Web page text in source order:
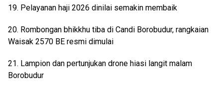
19. Pelayanan haji 2026 dinilai semakin membaik
20. Rombongan bhikkhu tiba di Candi Borobudur, rangkaian
Waisak 2570 BE resmi dimulai
21. Lampion dan pertunjukan drone hiasi langit malam
Borobudur